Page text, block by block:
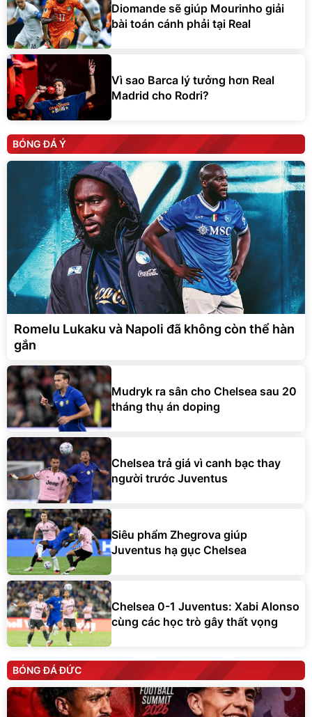
Diomande sẽ giúp Mourinho giải
bài toán cánh phải tại Real
Vì sao Barca lý tưởng hơn Real
Madrid cho Rodri?
BÓNG ĐÁ Ý
Romelu Lukaku và Napoli đã không còn thể hàn
gắn
Mudryk ra sân cho Chelsea sau 20
tháng thụ án doping
Chelsea trả giá vì canh bạc thay
người trước Juventus
Siêu phẩm Zhegrova giúp
Juventus hạ gục Chelsea
Chelsea 0-1 Juventus: Xabi Alonso
cùng các học trò gây thất vọng
BÓNG ĐÁ ĐỨC